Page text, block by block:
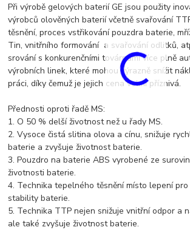
Při výrobě gelových baterií GE jsou použity
výrobců olověných baterií včetně svařování
těsnění, proces vstřikování pouzdra baterie,
Tin, vnitřního formování a svařování odlitků,
srování s konkurenčními továrnami více plně
výrobních linek, které mohou výrazně snížit
práci, díky čemuž je jejich cena velmi příznivá.
Přednosti oproti řadě MS:
1. O 50 % delší životnost než u řady MS.
2. Vysoce čistá slitina olova a cínu, snižuje
baterie a zvyšuje životnost baterie.
3. Pouzdro na baterie ABS vyrobené ze
životnosti baterie.
4. Technika tepelného těsnění místo lepení
stability baterie.
5. Technika TTP nejen snižuje vnitřní odpor a
ale také zvyšuje životnost baterie.